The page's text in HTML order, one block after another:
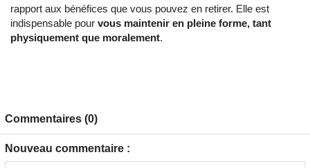
rapport aux bénéfices que vous pouvez en retirer. Elle est
indispensable pour vous maintenir en pleine forme, tant
physiquement que moralement.
Commentaires (0)
Nouveau commentaire :